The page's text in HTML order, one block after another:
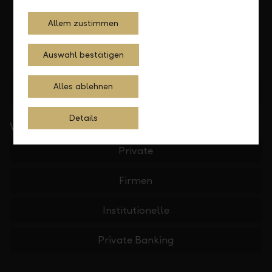
Standorte finden
Wichtige Links
Private
Firmen
Institutionelle
Private Banking
Allem zustimmen
Auswahl bestätigen
Alles ablehnen
Details